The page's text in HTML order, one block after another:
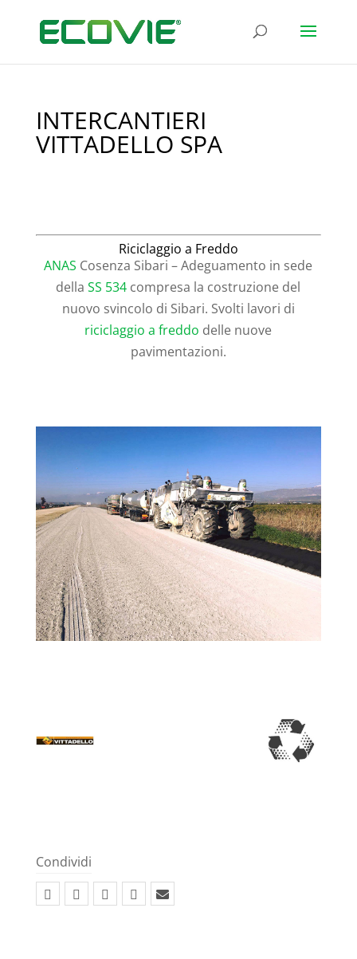
INTERCANTIERI
VITTADELLO SPA
Riciclaggio a Freddo
ANAS Cosenza Sibari – Adeguamento in sede
dellaSS 534 compresa la costruzione del
nuovo svincolo di Sibari. Svolti lavori di
riciclaggio a freddo delle nuove
pavimentazioni.
Condividi